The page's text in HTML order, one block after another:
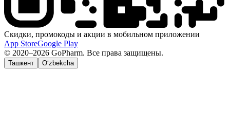
Скидки, промокоды и акции в мобильном приложении
App StoreGoogle Play
© 2020–2026 GoPharm. Все права защищены.
Ташкент O‘zbekcha